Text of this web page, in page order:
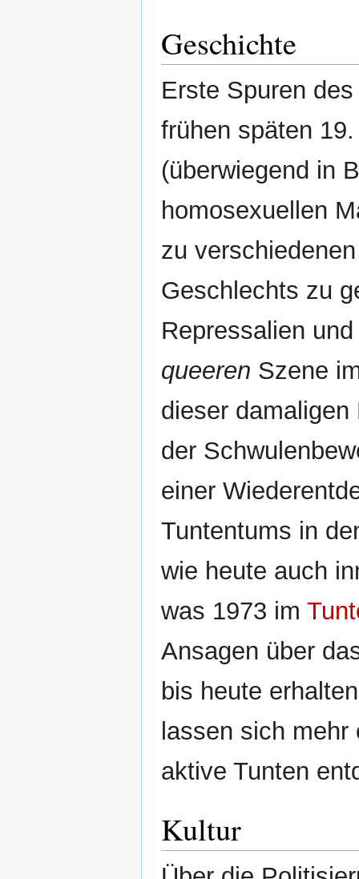
Geschichte
Erste Spuren
frühen späten
(überwiegend in
homosexuellen
zu
Geschlechts zu
Repressalien
queeren Szene
dieser
der
einer
Tuntentums in
wie heute auch
was 1973 im
Ansagen über
bis heute
lassen sich mehr
aktive Tunten
Kultur